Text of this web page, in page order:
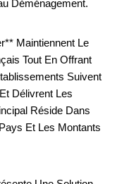
Déménagement.
Maintiennent Le
Tout En Offrant
Suivent
Délivrent Les
Réside Dans
Et Les Montants